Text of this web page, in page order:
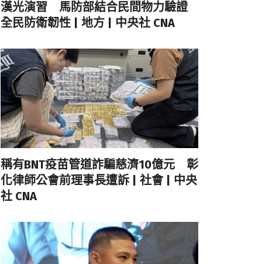
漢光演習 馬防部結合民間物力驗證
全民防衛韌性 | 地方 | 中央社 CNA
稱有BNT疫苗管道詐騙慈濟10億元 彰
化律師公會前理事長遭訴 | 社會 | 中央
社 CNA